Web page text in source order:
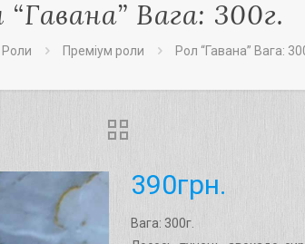
“Гавана” Вага: 300г.
Роли Преміум роли Рол “Гавана” Вага:
390грн.
Вага: 300г.